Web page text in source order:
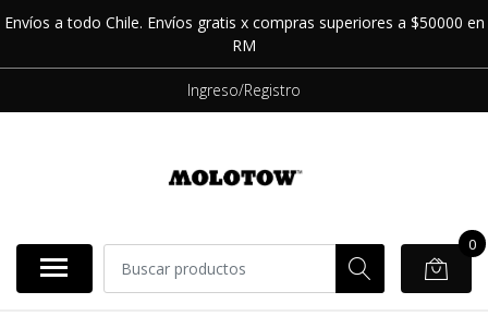
Envíos a todo Chile. Envíos gratis x compras superiores a $50000 en
RM
Ingreso/Registro
0